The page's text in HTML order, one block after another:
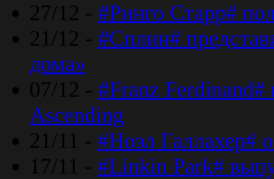
27/12 - #Ринго Старр#
21/12 - #Сплин#
дома»
07/12 - #Franz
Ascending
21/11 - #Ноэл Галлахер#
17/11 - #Linkin Park#